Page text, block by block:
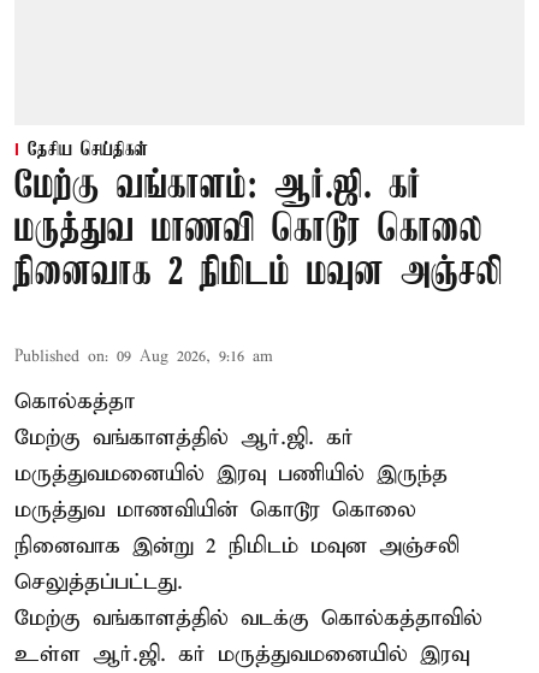
தேசிய செய்திகள்
மேற்கு வங்காளம்: ஆர்.ஜி. கர்
மருத்துவ மாணவி கொடூர கொலை
நினைவாக 2 நிமிடம் மவுன அஞ்சலி
Published on: 09 Aug 2026, 9:16 am
கொல்கத்தா
மேற்கு வங்காளத்தில் ஆர்.ஜி. கர்
மருத்துவமனையில் இரவு பணியில் இருந்த
மருத்துவ மாணவியின் கொடூர கொலை
நினைவாக இன்று 2 நிமிடம் மவுன அஞ்சலி
செலுத்தப்பட்டது.
மேற்கு வங்காளத்தில் வடக்கு கொல்கத்தாவில்
உள்ள ஆர்.ஜி. கர் மருத்துவமனையில் இரவு